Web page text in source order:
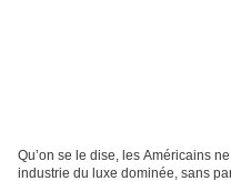
Qu’on se le dise, les Américains
industrie du luxe dominée, sans